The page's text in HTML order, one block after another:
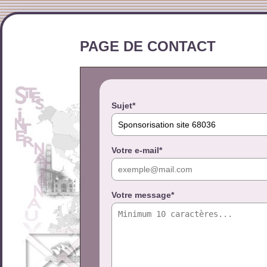
PAGE DE CONTACT
Sujet*
Votre e-mail*
Votre message*